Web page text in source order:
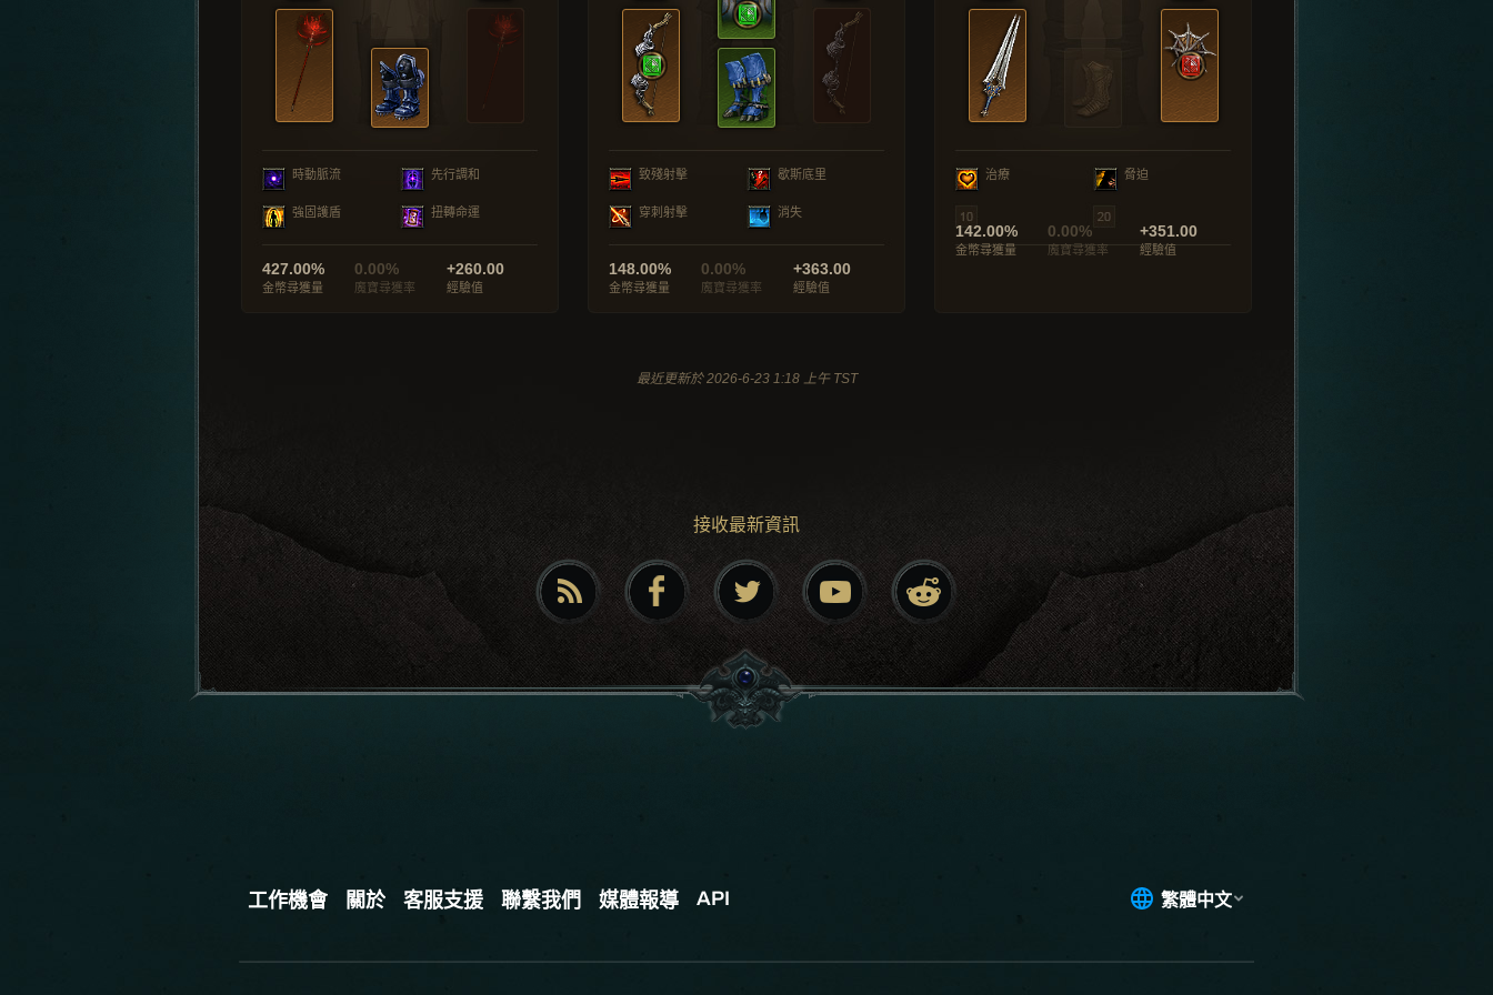
時動脈流 先行調和
強固護盾 扭轉命運
427.00%
金幣尋獲量
0.00%
魔寶尋獲率
+260.00
經驗值
致殘射擊 歇斯底里
穿刺射擊 消失
148.00%
金幣尋獲量
0.00%
魔寶尋獲率
+363.00
經驗值
治療 脅迫
142.00%
金幣尋獲量
0.00%
魔寶尋獲率
+351.00
經驗值
最近更新於 2026-6-23 1:18 上午 TST
接收最新資訊